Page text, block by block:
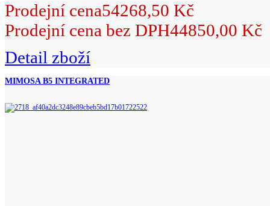
Prodejní cena54268,50 Kč
Prodejní cena bez DPH44850,00 Kč
Detail zboží
MIMOSA B5 INTEGRATED